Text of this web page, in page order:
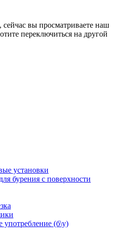
вы просматриваете наш
переключиться на другой
установки
бурения с поверхности
(б\у)